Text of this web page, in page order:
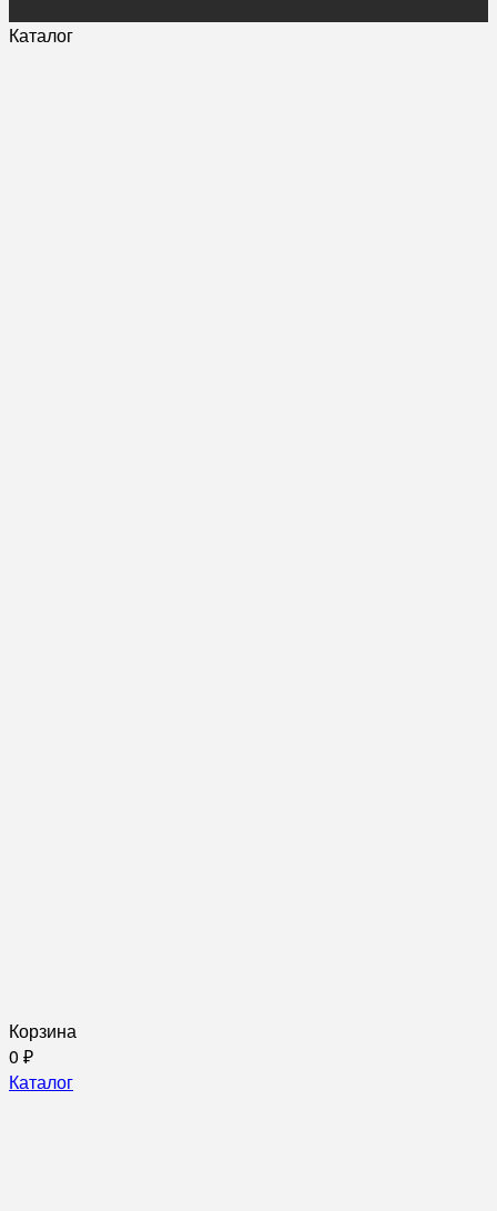
Каталог
Корзина
0 ₽
Каталог